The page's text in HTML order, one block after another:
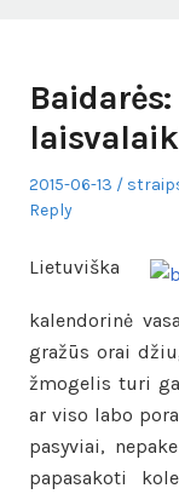
Posted
on
2015-06-13 Author
Reply
Lietuviška
kalendorinė
gražūs orai
žmogelis turi
ar viso labo
pasyviai,
papasakoti